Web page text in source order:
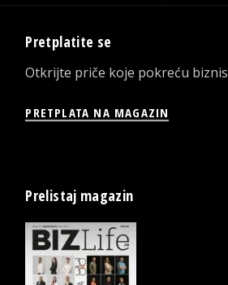
Pretplatite se
Otkrijte priče koje pokreću biznis
PRETPLATA NA MAGAZIN
Prelistaj magazin